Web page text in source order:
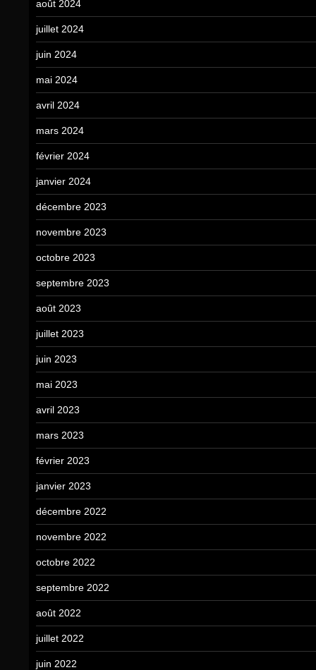
août 2024
juillet 2024
juin 2024
mai 2024
avril 2024
mars 2024
février 2024
janvier 2024
décembre 2023
novembre 2023
octobre 2023
septembre 2023
août 2023
juillet 2023
juin 2023
mai 2023
avril 2023
mars 2023
février 2023
janvier 2023
décembre 2022
novembre 2022
octobre 2022
septembre 2022
août 2022
juillet 2022
juin 2022